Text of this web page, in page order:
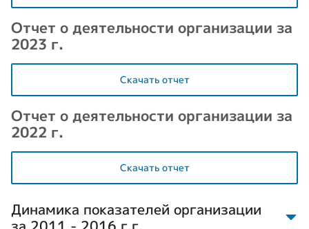
Отчет о деятельности организации за
2023 г.
Скачать отчет
Отчет о деятельности организации за
2022 г.
Скачать отчет
Динамика показателей организации